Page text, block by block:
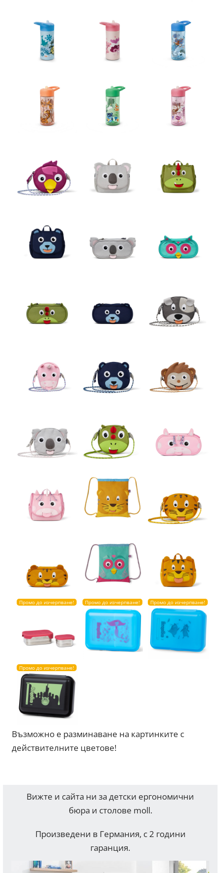
Промо до изчерпване! Промо до изчерпване! Промо до изчерпване!
Промо до изчерпване!
Възможно е разминаване на картинките с
действителните цветове!
Вижте и сайта ни за детски ергономични
бюра и столове moll.
Произведени в Германия, с 2 години
гаранция.